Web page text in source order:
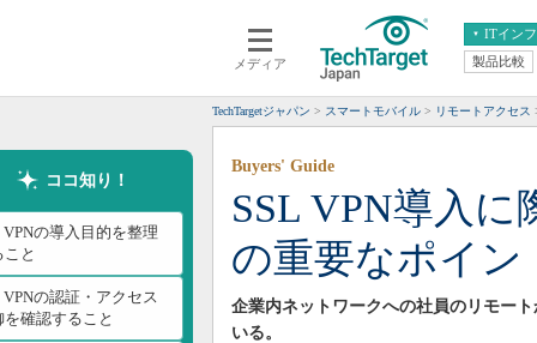
メディア
ITイン
クラウド
スマートモバイル
ネットワーク
システム運用管理
エンタープライ
ERP
情報系システム
製品比較
TechTargetジャパン スマートモバイル リモートアクセス
ココ知り！
VPNの導入目的を整理
と
VPNの認証・アクセス
を確認すること
SSL VPN導入
の重要なポイン
Buyers' Guide
企業内ネットワークへの社員のリモー
いる。